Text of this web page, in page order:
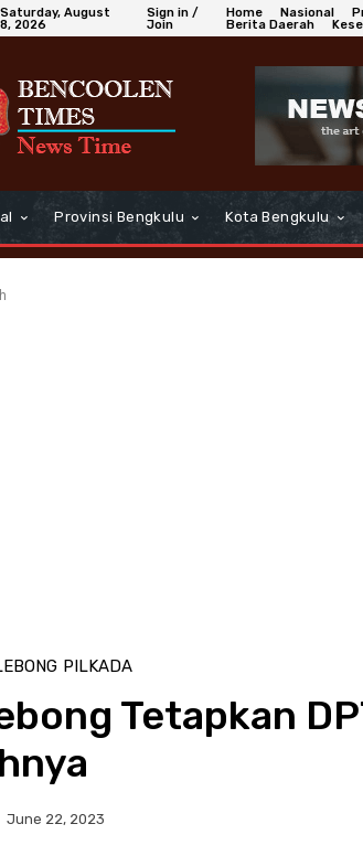
Saturday, August
8, 2026
Sign in /
Join
Home Nasional
Berita Daerah
Provinsi Bengkulu Kota Bengkulu
PILKADA
Tetapkan
June 22, 2023